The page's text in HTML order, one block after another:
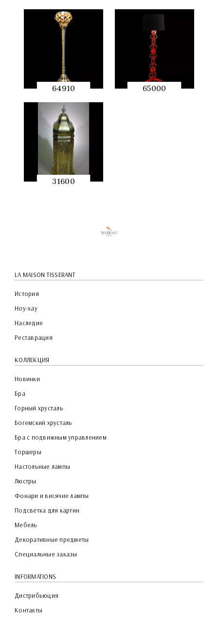
64910
QUICK
PREVIEW
65000
31600
LA MAISON TISSERANT
История
Ноу-хау
Наследие
Реставрация
КОЛЛЕКЦИЯ
Новинки
Бра
Горный хрусталь
Богемский хрусталь
Бра с подвижным управлением
Торшеры
Настольные лампы
Люстры
Фонари и висячие лампы
Подсветка для картин
Мебель
Декоративные предметы
Специальные заказы
INFORMATIONS
Дистрибьюция
Контакты